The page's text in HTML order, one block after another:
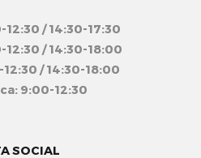
/ 14:30-17:30
/ 14:30-18:00
/ 14:30-18:00
9:00-12:30
SOCIAL